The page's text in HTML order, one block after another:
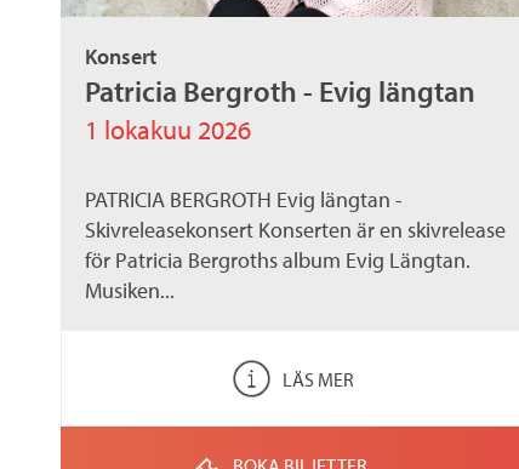
Konsert
Patricia Bergroth - Evig längtan
1 lokakuu 2026
PATRICIA BERGROTH Evig längtan -
Skivreleasekonsert Konserten är en skivrelease
för Patricia Bergroths album Evig Längtan.
Musiken...
LÄS MER